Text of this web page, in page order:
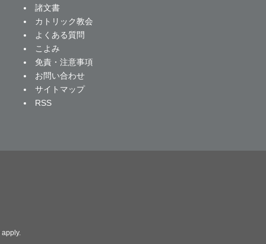
諸文書
カトリック教会
よくある質問
こよみ
免責・注意事項
お問い合わせ
サイトマップ
RSS
apply.